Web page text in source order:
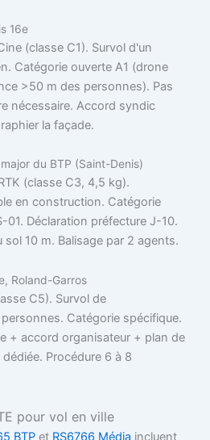
16e
(classe C1). Survol d'un
Catégorie ouverte A1 (drone
>50 m des personnes). Pas
nécessaire. Accord syndic
la façade.
du BTP (Saint-Denis)
(classe C3, 4,5 kg).
en construction. Catégorie
01. Déclaration préfecture J-10.
sol 10 m. Balisage par 2 agents.
Roland-Garros
C5). Survol de
Catégorie spécifique.
+ accord organisateur + plan de
Procédure 6 à 8
pour vol en ville
BTP et RS6766 Média incluent